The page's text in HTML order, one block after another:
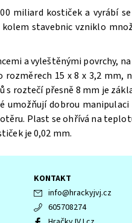
miliard kostiček a vyrábí
stavebnic vzniklo
a vyleštěnými povrchy,
15 x 8 x 3,2
roztečí přesně 8 mm je
umožňují dobrou
Plast se ohřívá na
je 0,02 mm.
KONTAKT
info@hrackyjvj.cz
605708274